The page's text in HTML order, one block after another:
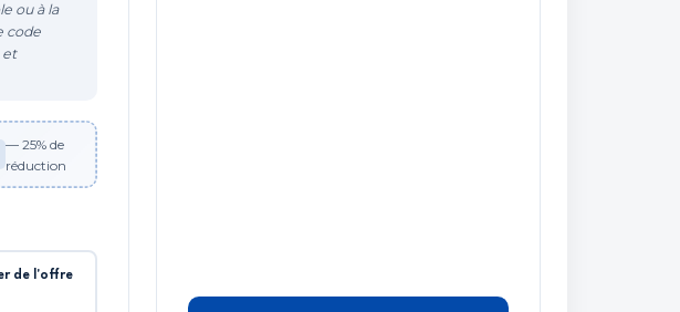
ou à la
code
et
— 25% de
réduction
de l'offre